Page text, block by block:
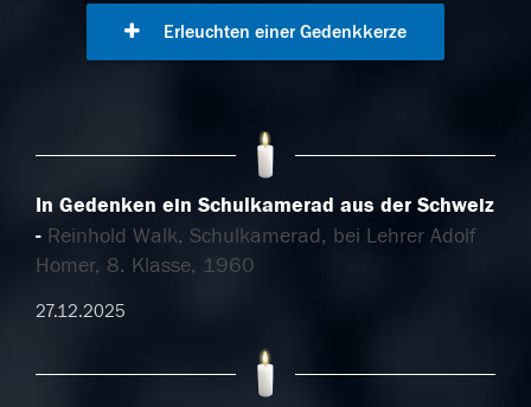
Erleuchten einer Gedenkkerze
In Gedenken ein Schulkamerad aus der Schweiz
Reinhold Walk, Schulkamerad, bei Lehrer Adolf
Homer, 8. Klasse, 1960
27.12.2025